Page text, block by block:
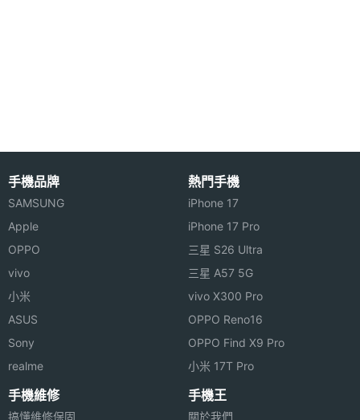
主相機
光圈F
主相機
LED補
光燈
主相機
焦
主相機
手機品牌
SAMSUNG
Apple
OPPO
vivo
小米
ASUS
Sony
realme
熱門手機
iPhone 17
iPhone 17 Pro
三星 S26 Ultra
三星 A57 5G
vivo X300 Pro
OPPO Reno16
OPPO Find X9 Pro
小米 17T Pro
手機維修
搞懂維修保固
手機王
關於我們